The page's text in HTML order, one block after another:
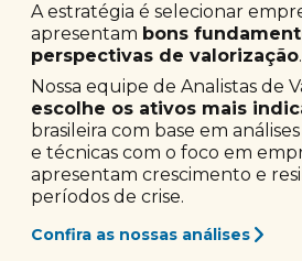
A estratégia é selecionar
apresentam bons
perspectivas de valorização.
Nossa equipe de Analistas de
escolhe os ativos mais
brasileira com base em
e técnicas com o foco em
apresentam crescimento e
períodos de crise.
Confira as nossas análises